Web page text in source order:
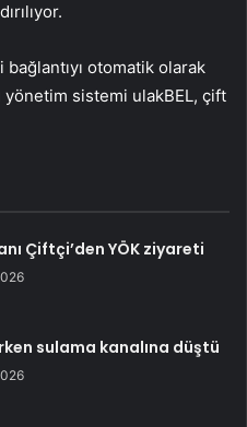
otomatik olarak
yönetim sistemi ulakBEL, çift
Çiftçi’den YÖK ziyareti
sulama kanalına düştü